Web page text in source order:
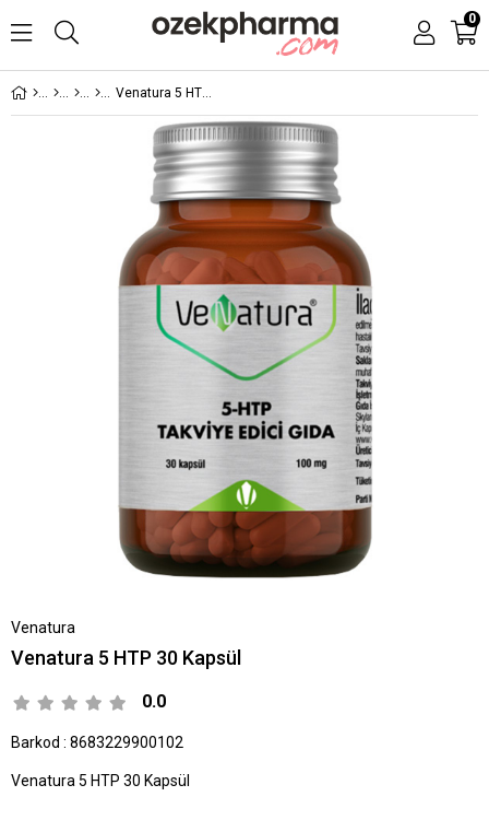
0
Venatura 5 HTP 30 Kapsül
Venatura
Venatura 5 HTP 30 Kapsül
0.0
Barkod : 8683229900102
Venatura 5 HTP 30 Kapsül